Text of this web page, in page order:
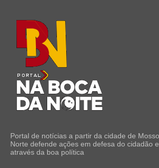
Portal de notícias a partir da cidade de
Norte defende ações em defesa do cidadão
através da boa política